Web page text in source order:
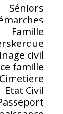
Séniors
Famille
civil
famille
Cimetière
Etat Civil